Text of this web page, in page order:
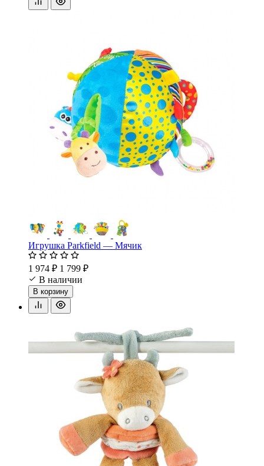
Игрушка Parkfield — Мячик
1 974 ₽ 1 799 ₽
В наличии
В корзину